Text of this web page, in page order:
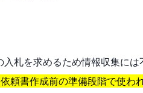
札を求めるため情報収集には
書作成前の準備段階で使われ